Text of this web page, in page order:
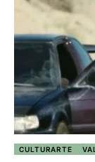
CULTURARTE